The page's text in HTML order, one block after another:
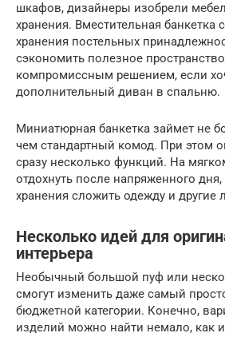
шкафов, дизайнеры изобрели
хранения. Вместительная банкетка
хранения постельных
сэкономить полезное
компромиссным решением, если
дополнительный диван в спальню.
Миниатюрная банкетка займет не
чем стандартный комод. При этом
сразу несколько функций. На
отдохнуть после напряженного
хранения сложить одежду и другие
Несколько идей для
интерьера
Необычный большой пуф или
смогут изменить даже самый
бюджетной категории. Конечно,
изделий можно найти немало, как